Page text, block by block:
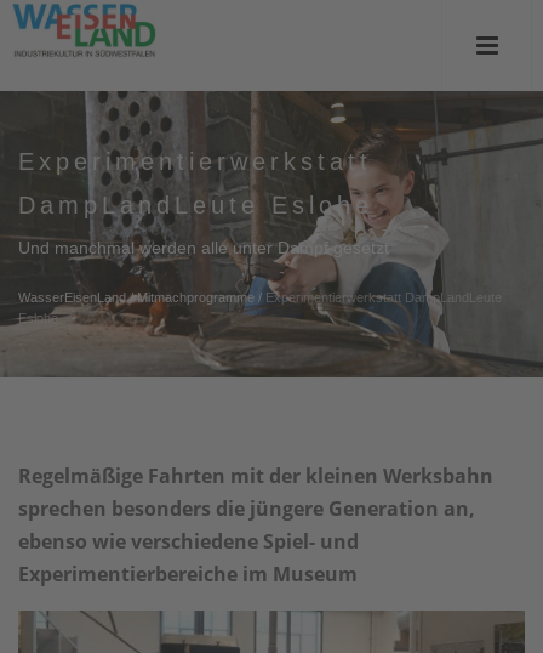
Experimentierwerkstatt
DampLandLeute Eslohe
Und manchmal werden alle unter Dampf gesetzt
WasserEisenLand/Mitmachprogramme / Experimentierwerkstatt DampLandLeute
Eslohe
Regelmäßige Fahrten mit der kleinen Werksbahn
sprechen besonders die jüngere Generation an,
ebenso wie verschiedene Spiel- und
Experimentierbereiche im Museum